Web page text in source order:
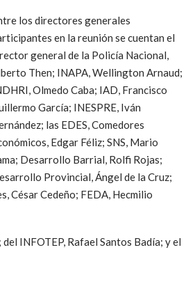
los directores generales
en la reunión se cuentan el
general de la Policía Nacional,
Then; INAPA, Wellington Arnaud;
Olmedo Caba; IAD, Francisco
García; INESPRE, Iván
las EDES, Comedores
Edgar Féliz; SNS, Mario
Desarrollo Barrial, Rolfi Rojas;
Provincial, Ángel de la Cruz;
César Cedeño; FEDA, Hecmilio
INFOTEP, Rafael Santos Badía; y el